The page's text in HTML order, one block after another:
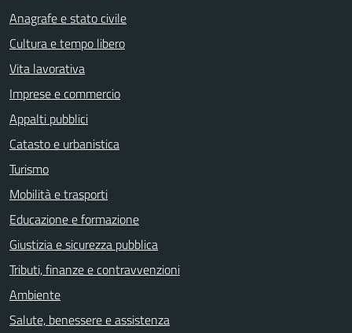
Anagrafe e stato civile
Cultura e tempo libero
Vita lavorativa
Imprese e commercio
Appalti pubblici
Catasto e urbanistica
Turismo
Mobilità e trasporti
Educazione e formazione
Giustizia e sicurezza pubblica
Tributi, finanze e contravvenzioni
Ambiente
Salute, benessere e assistenza